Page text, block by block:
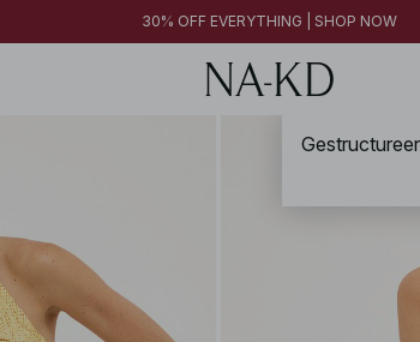
30% OFF EVERYTHING | SHOP NOW